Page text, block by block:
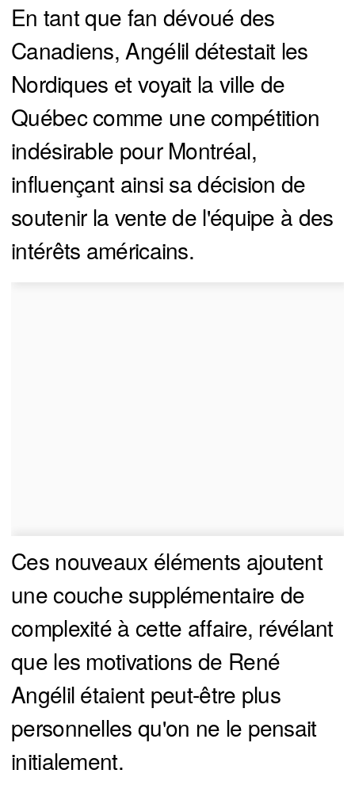
En tant que fan dévoué des
Canadiens, Angélil détestait les
Nordiques et voyait la ville de
Québec comme une compétition
indésirable pour Montréal,
influençant ainsi sa décision de
soutenir la vente de l'équipe à des
intérêts américains.
Ces nouveaux éléments ajoutent
une couche supplémentaire de
complexité à cette affaire, révélant
que les motivations de René
Angélil étaient peut-être plus
personnelles qu'on ne le pensait
initialement.